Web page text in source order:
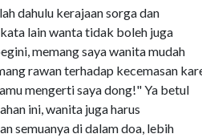
dahulu kerajaan sorga dan
lain wanta tidak boleh juga
memang saya wanita mudah
rawan terhadap kecemasan
mengerti saya dong!" Ya betul
ini, wanita juga harus
semuanya di dalam doa, lebih